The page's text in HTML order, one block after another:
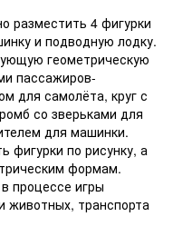
разместить 4 фигурки
и подводную лодку.
геометрическую
пассажиров-
для самолёта, круг с
со зверьками для
для машинки.
фигурки по рисунку, а
формам.
процессе игры
животных, транспорта